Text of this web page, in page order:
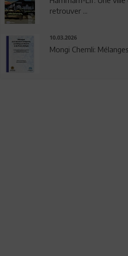
retrouver ...
10.03.2026
Mongi Chemli: